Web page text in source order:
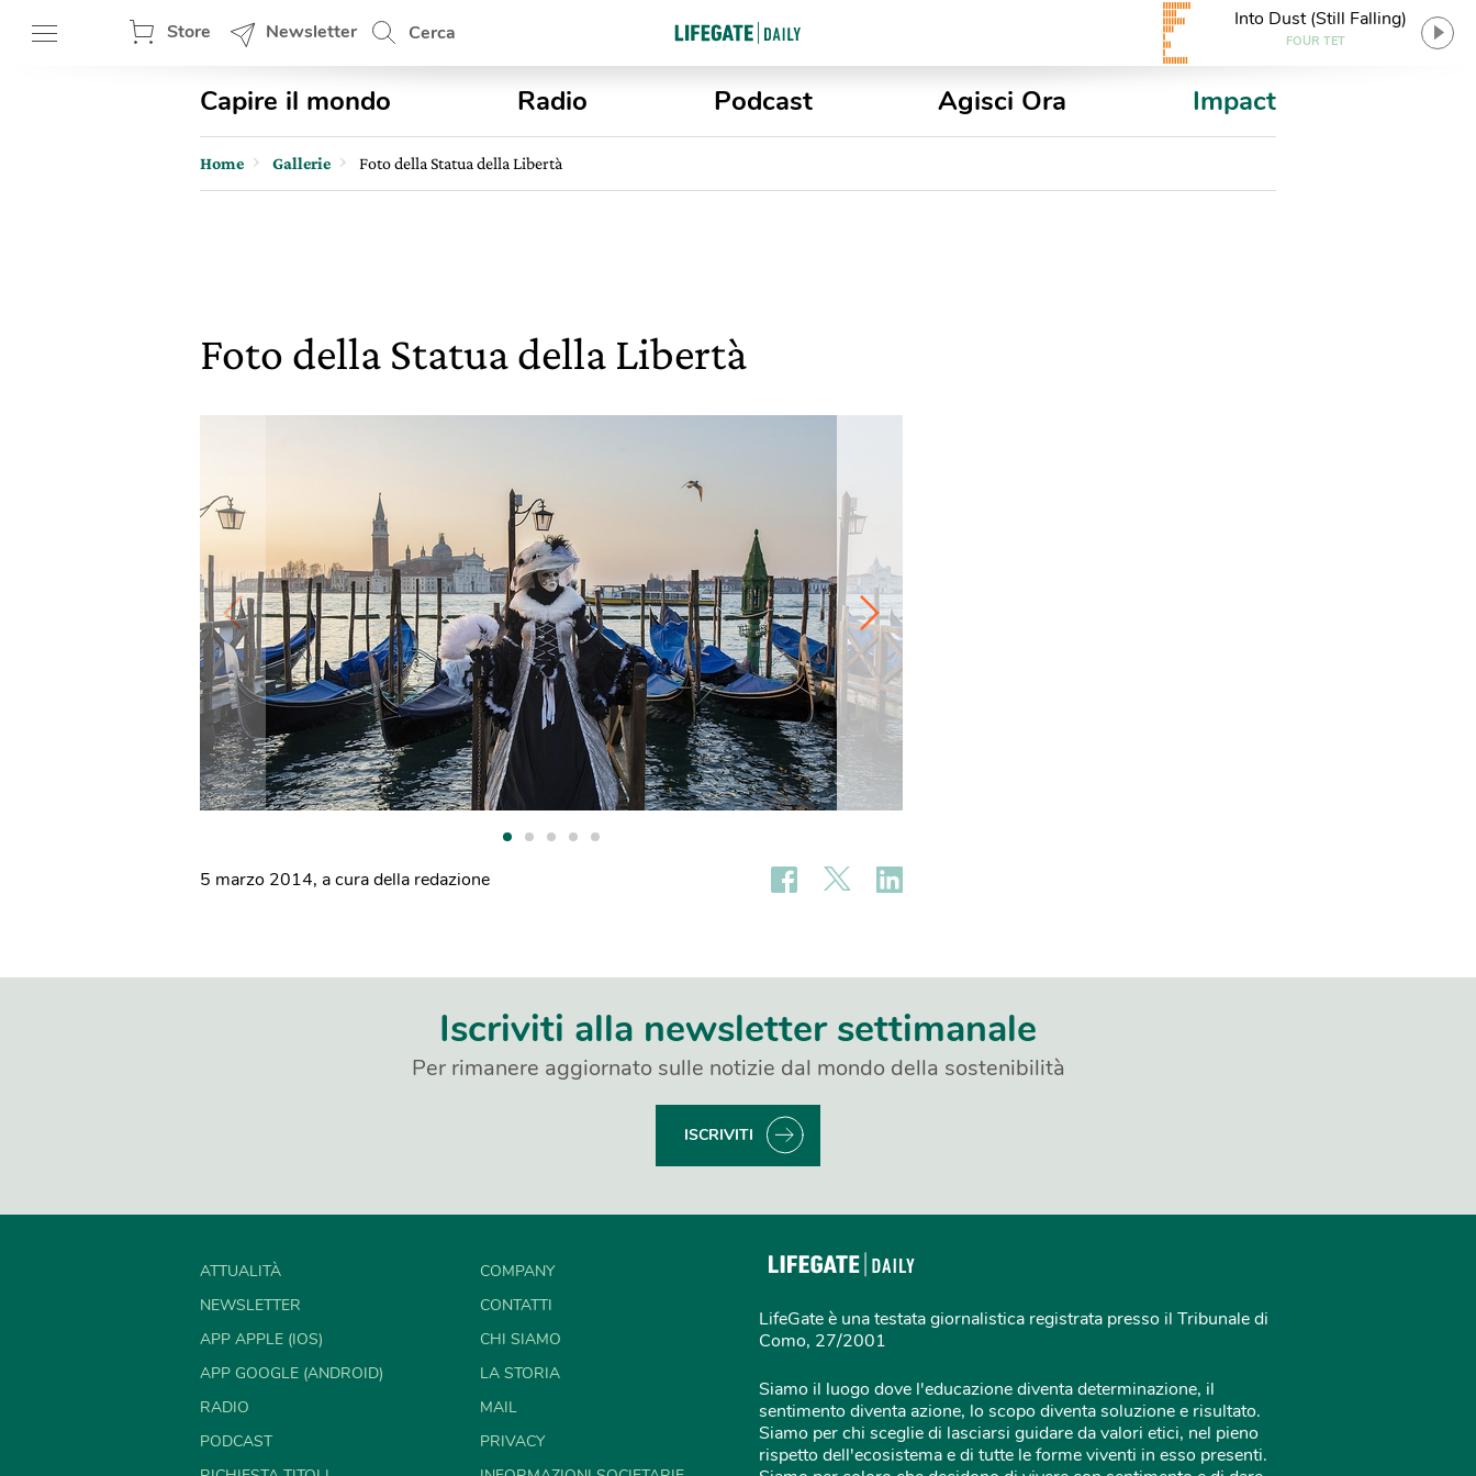
Store Newsletter Cerca
Into Dust (Still Falling)
FOUR TET
Capire il mondo Radio Podcast Agisci Ora Impact
Home Gallerie Foto della Statua della Libertà
Foto della Statua della Libertà
5 marzo 2014, a cura della redazione
Iscriviti alla newsletter settimanale
Per rimanere aggiornato sulle notizie dal mondo della sostenibilità
ISCRIVITI
ATTUALITÀ
NEWSLETTER
APP APPLE (IOS)
APP GOOGLE (ANDROID)
RADIO
PODCAST
COMPANY
CONTATTI
CHI SIAMO
LA STORIA
MAIL
PRIVACY
LifeGate è una testata giornalistica registrata presso il Tribunale di
Como, 27/2001
Siamo il luogo dove l'educazione diventa determinazione, il
sentimento diventa azione, lo scopo diventa soluzione e risultato.
Siamo per chi sceglie di lasciarsi guidare da valori etici, nel pieno
rispetto dell'ecosistema e di tutte le forme viventi in esso presenti.